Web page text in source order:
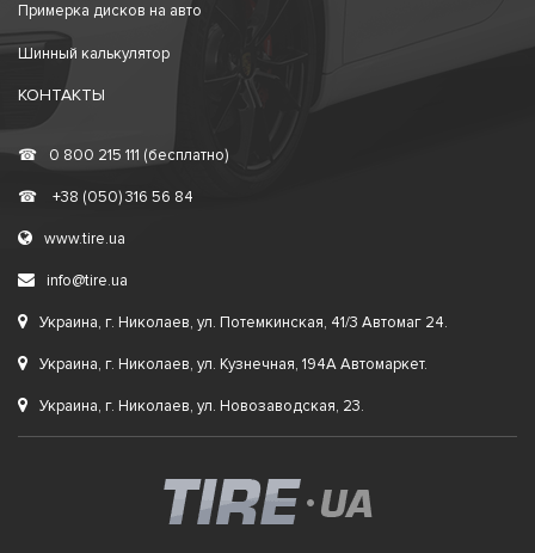
Примерка дисков на авто
Шинный калькулятор
КОНТАКТЫ
☎ 0 800 215 111 (бесплатно)
☎ +38 (050) 316 56 84
www.tire.ua
info@tire.ua
Украина, г. Николаев, ул. Потемкинская, 41/3 Автомаг 24.
Украина, г. Николаев, ул. Кузнечная, 194А Автомаркет.
Украина, г. Николаев, ул. Новозаводская, 23.